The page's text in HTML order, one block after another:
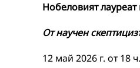
Нобеловият
От научен
12 май 2026 г. от 18